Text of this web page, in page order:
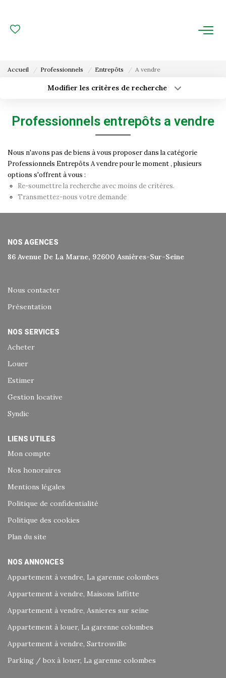
ESTIMATION
FAIRE GÉRER
Gestion De Copropriété
NOUS CONNAITRE
Accueil Professionnels Entrepôts A vendre
Modifier les critères de recherche
Type de bien
Surface min
Budget max Plus de critères
Créer une alerte
Professionnels entrepôts a vendre
Nous n'avons pas de biens à vous proposer dans la catégorie
Professionnels Entrepôts A vendre pour le moment , plusieurs
options s'offrent à vous :
Re-soumettre la recherche avec moins de critères.
Transmettez-nous votre demande
NOS AGENCES
86 Avenue De La Marne, 92600 Asnières-Sur-Seine
Nous contacter
Présentation
NOS SERVICES
Acheter
Louer
Estimer
Gestion locative
Syndic
LIENS UTILES
Mon compte
Nos honoraires
Mentions légales
Politique de confidentialité
Politique des cookies
Plan du site
NOS ANNONCES
Appartement à vendre, La garenne colombes
Appartement à vendre, Maisons laffitte
Appartement à vendre, Asnieres sur seine
Appartement à louer, La garenne colombes
Appartement à vendre, Sartrouville
Parking / box à louer, La garenne colombes